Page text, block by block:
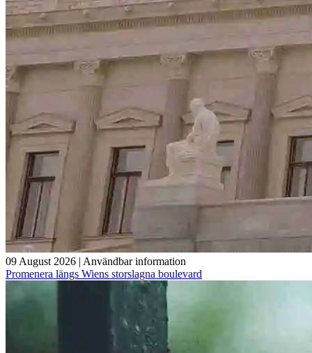
09 August 2026 | Användbar information
Promenera längs Wiens storslagna boulevard